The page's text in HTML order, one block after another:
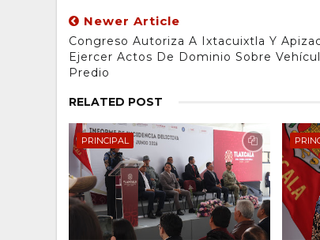
Newer Article
Congreso Autoriza A Ixtacuixtla Y
Ejercer Actos De Dominio Sobre
Predio
RELATED POST
PRINCIPAL